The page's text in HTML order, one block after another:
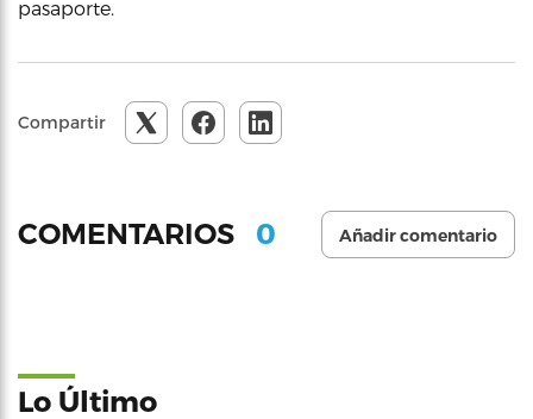
pasaporte.
Compartir
COMENTARIOS 0 Añadir comentario
Lo Último